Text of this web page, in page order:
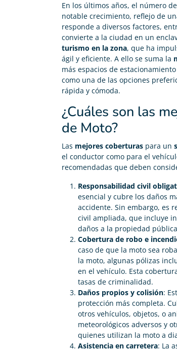
En los últimos años, el número de
notable crecimiento, reflejo de
responde a diversos factores,
convierte a la ciudad en un
turismo en la zona, que ha
ágil y eficiente. A ello se suma la
más espacios de
como una de las opciones
rápida y cómoda.
¿Cuáles son las
de Moto?
Las mejores coberturas para un
el conductor como para el
recomendadas que deben
Responsabilidad civil
esencial y cubre los daños
accidente. Sin embargo, es
civil ampliada, que incluye
daños a la propiedad
Cobertura de robo e
caso de que la moto sea
la moto, algunas pólizas
en el vehículo. Esta
tasas de criminalidad.
Daños propios y colisión:
protección más completa.
otros vehículos, objetos, o
meteorológicos adversos y
quienes utilizan la moto a
Asistencia en carretera: La
Carolina Garcés

Me he pasado de mi antigua compañía y
200€ menos en mi seguro de moto y me
gestionado la baja del anterior gratis, muy